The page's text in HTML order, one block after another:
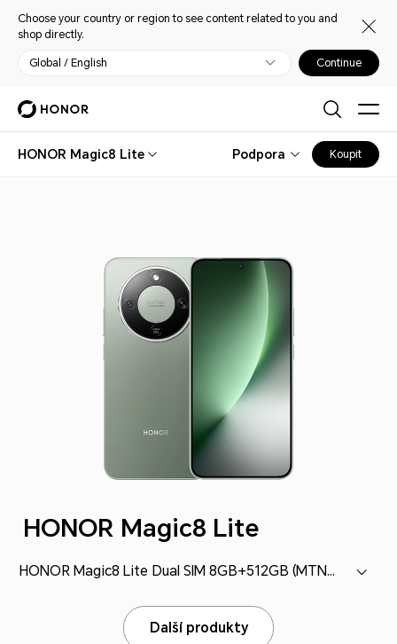
Choose your country or region to see content related to you and
shop directly.
Global / English Continue
HONOR Magic8 Lite Podpora Koupit
HONOR Magic8 Lite
HONOR Magic8 Lite Dual SIM 8GB+512GB (MTN-NX1M)
Další produkty